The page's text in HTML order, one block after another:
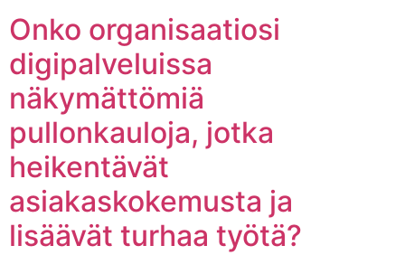
Onko organisaatiosi
digipalveluissa
näkymättömiä
pullonkauloja, jotka
heikentävät
asiakaskokemusta ja
lisäävät turhaa työtä?